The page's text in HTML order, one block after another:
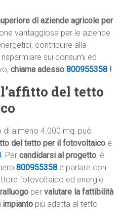
di aziende agricole per
vantaggiosa per le aziende
contribuire alla
sui consumi ed
chiama adesso800955358 !
del tetto
di almeno 4.000 mq, può
del tetto per il fotovoltaico e
. Percandidarsi al progetto, è
800955358 e parlare con
fotovoltaico ed energie
pervalutare la fattibilità
impianto più adatta al tetto